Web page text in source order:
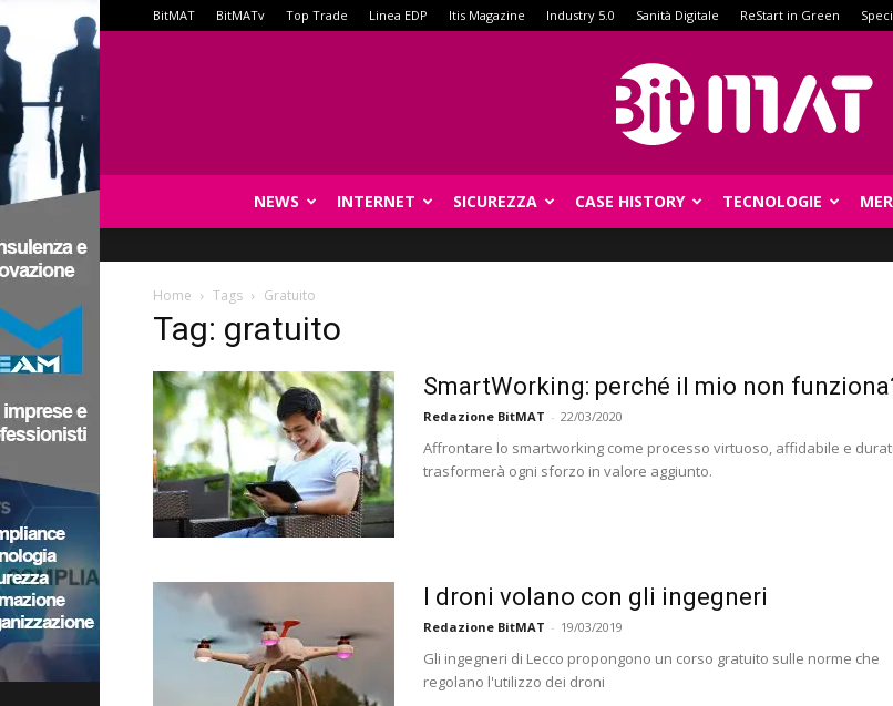
BitMAT BitMATv Top Trade Linea EDP Itis Magazine Industry 5.0 Sanità Digitale ReStart in Green
NEWS INTERNET SICUREZZA CASE HISTORY TECNOLOGIE
Home Tags Gratuito
Tag: gratuito
SmartWorking: perché il mio non
Redazione BitMAT - 22/03/2020
Affrontare lo smartworking come processo virtuoso, affidabile e
trasformerà ogni sforzo in valore aggiunto.
I droni volano con gli ingegneri
Redazione BitMAT - 19/03/2019
Gli ingegneri di Lecco propongono un corso gratuito sulle norme che
regolano l'utilizzo dei droni